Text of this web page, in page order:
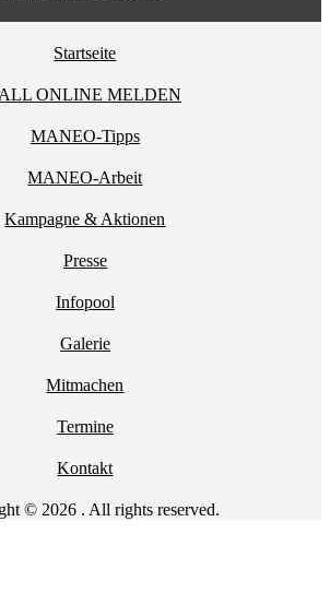
Startseite
ONLINE MELDEN
MANEO-Tipps
MANEO-Arbeit
Kampagne & Aktionen
Presse
Infopool
Galerie
Mitmachen
Termine
Kontakt
© 2026 . All rights reserved.